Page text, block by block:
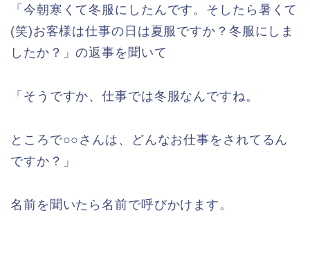
「今朝寒くて冬服にしたんです。そしたら暑くて
(笑)お客様は仕事の日は夏服ですか？冬服にしま
したか？」の返事を聞いて
「そうですか、仕事では冬服なんですね。
ところで○○さんは、どんなお仕事をされてるん
ですか？」
名前を聞いたら名前で呼びかけます。